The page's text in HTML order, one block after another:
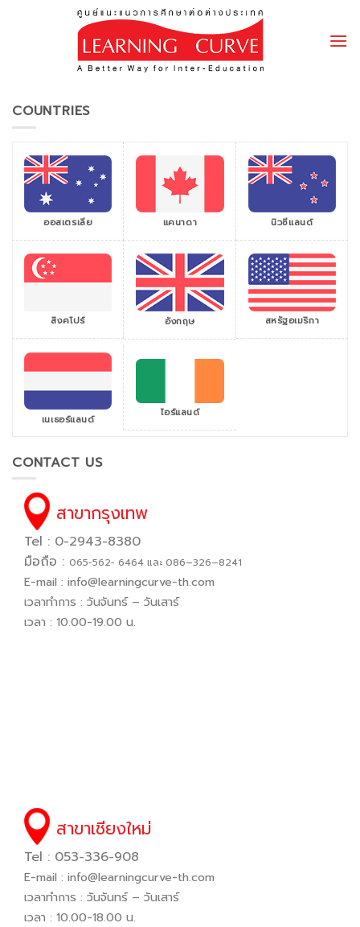
COUNTRIES
ออสเตรเลีย แคนาดา นิวซีแลนด์
สิงคโปร์ อังกฤษ สหรัฐอเมริกา
เนเธอร์แลนด์ ไอร์แลนด์
CONTACT US
สาขากรุงเทพ
Tel : 0-2943-8380
มือถือ : 065−562− 6464 และ 086–326–8241
E-mail : info@learningcurve-th.com
เวลาทำการ : วันจันทร์ – วันเสาร์
เวลา : 10.00-19.00 น.
สาขาเชียงใหม่
Tel : 053-336-908
E-mail : info@learningcurve-th.com
เวลาทำการ : วันจันทร์ – วันเสาร์
เวลา : 10.00-18.00 น.